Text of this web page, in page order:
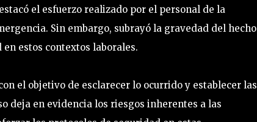
el esfuerzo realizado por el personal de la
Sin embargo, subrayó la gravedad del hecho
estos contextos laborales.
el objetivo de esclarecer lo ocurrido y establecer las
deja en evidencia los riesgos inherentes a las